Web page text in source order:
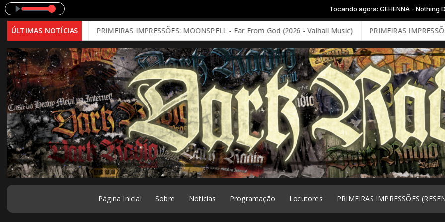
Tocando agora: GEHENNA - Nothing Deserves Worship
ÚLTIMAS NOTÍCIAS
Mind) PRIMEIRAS IMPRESSÕES: MOONSPELL - Far From God (2026 - Valhall Music) PRIMEIRAS IMPRESSÕES: DEEP
Página Inicial Sobre Notícias Programação Locutores PRIMEIRAS IMPRESSÕES